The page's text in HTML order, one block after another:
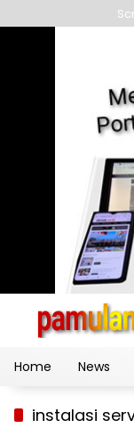
to
Home News
instalasi